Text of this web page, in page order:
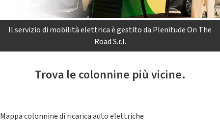
Il servizio di mobilità elettrica è gestito da Plenitude On The
Road S.r.l.
Trova le colonnine più vicine.
Mappa colonnine di ricarica auto elettriche